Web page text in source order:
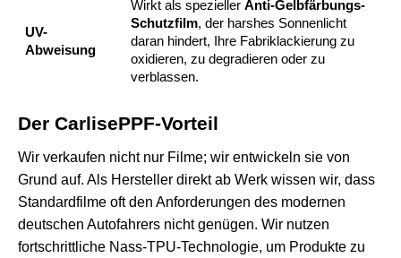
UV-
Abweisung
Wirkt als spezieller Anti-Gelbfärbungs-
Schutzfilm, der harshes Sonnenlicht
daran hindert, Ihre Fabriklackierung zu
oxidieren, zu degradieren oder zu
verblassen.
Der CarlisePPF-Vorteil
Wir verkaufen nicht nur Filme; wir entwickeln sie von
Grund auf. Als Hersteller direkt ab Werk wissen wir, dass
Standardfilme oft den Anforderungen des modernen
deutschen Autofahrers nicht genügen. Wir nutzen
fortschrittliche Nass-TPU-Technologie, um Produkte zu